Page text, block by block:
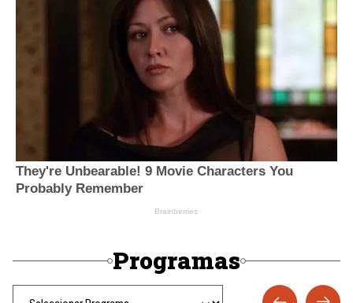
Programas